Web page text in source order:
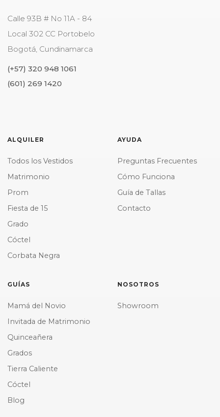
Calle 93B # No 11A - 84
Local 302 CC Portobelo
Bogotá, Cundinamarca
(+57) 320 948 1061
(601) 269 1420
ALQUILER
Todos los Vestidos
Matrimonio
Prom
Fiesta de 15
Grado
Cóctel
Corbata Negra
AYUDA
Preguntas Frecuentes
Cómo Funciona
Guía de Tallas
Contacto
GUÍAS
Mamá del Novio
Invitada de Matrimonio
Quinceañera
Grados
Tierra Caliente
Cóctel
Blog
NOSOTROS
Showroom